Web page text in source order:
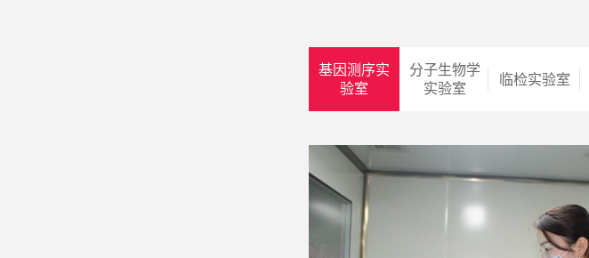
基因测序实
验室
分子生物学
实验室
临检实验室